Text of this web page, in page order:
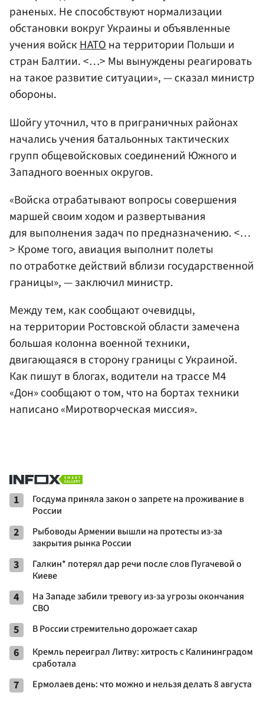
раненых. Не способствуют нормализации
обстановки вокруг Украины и объявленные
учения войскНАТОна территории Польши и
стран Балтии. <…> Мы вынуждены реагировать
на такое развитие ситуации», — сказал министр
обороны.
Шойгу уточнил, что в приграничных районах
начались учения батальонных тактических
групп общевойсковых соединений Южного и
Западного военных округов.
«Войска отрабатывают вопросы совершения
маршей своим ходом и развертывания
для выполнения задач по предназначению. <…
> Кроме того, авиация выполнит полеты
по отработке действий вблизи государственной
границы», — заключил министр.
Между тем, как сообщают очевидцы,
на территории Ростовской области замечена
большая колонна военной техники,
двигающаяся в сторону границы с Украиной.
Как пишут в блогах, водители на трассе М4
«Дон» сообщают о том, что на бортах техники
написано «Миротворческая миссия».
1
Госдума приняла закон о запрете на проживание в
России
2
Рыбоводы Армении вышли на протесты из-за
закрытия рынка России
3
Галкин* потерял дар речи после слов Пугачевой о
Киеве
4
На Западе забили тревогу из-за угрозы окончания
СВО
5 В России стремительно дорожает сахар
6
Кремль переиграл Литву: хитрость с Калининградом
сработала
7 Ермолаев день: что можно и нельзя делать 8 августа